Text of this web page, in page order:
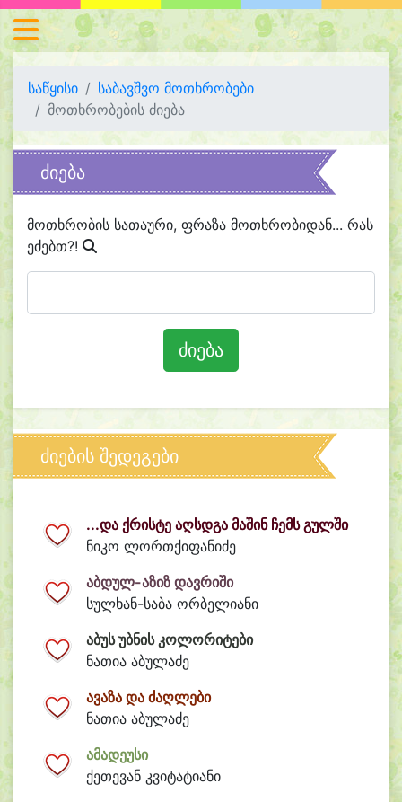
საწყისი
საბავშვო მოთხრობები
მოთხრობების ძიება
ძიება
მოთხრობის სათაური, ფრაზა მოთხრობიდან... რას
ეძებთ?!
ძიების შედეგები
...და ქრისტე აღსდგა მაშინ ჩემს გულში
ნიკო ლორთქიფანიძე
აბდულ-აზიზ დავრიში
სულხან-საბა ორბელიანი
აბუს უბნის კოლორიტები
ნათია აბულაძე
ავაზა და ძაღლები
ნათია აბულაძე
ამადეუსი
ქეთევან კვიტატიანი